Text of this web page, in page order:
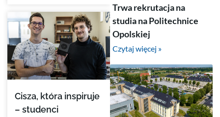
Cisza, która inspiruje
– studenci
Trwa rekrutacja na
studia na Politechnice
Opolskiej
Czytaj więcej »